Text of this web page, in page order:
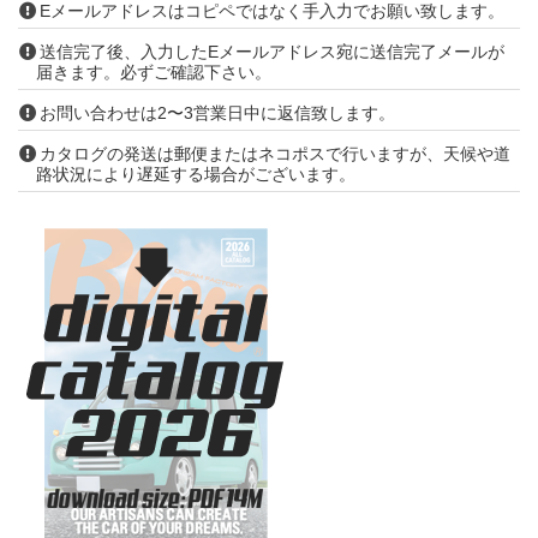
Eメールアドレスはコピペではなく手入力でお願い致します。
送信完了後、入力したEメールアドレス宛に送信完了メールが
届きます。必ずご確認下さい。
お問い合わせは2〜3営業日中に返信致します。
カタログの発送は郵便またはネコポスで行いますが、天候や道
路状況により遅延する場合がございます。